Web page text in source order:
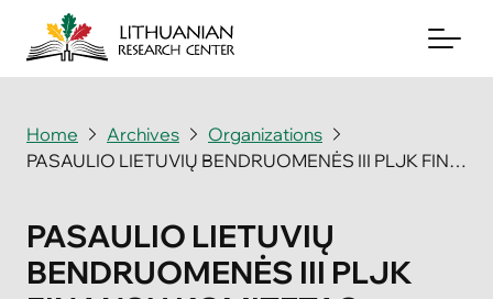
About
Periodicals
Home Archives
Organizations
PASAULIO LIETUVIŲ BENDRUOMENĖS III PLJK FINANSŲ KOMITETAS
PASAULIO LIETUVIŲ
BENDRUOMENĖS III PLJK